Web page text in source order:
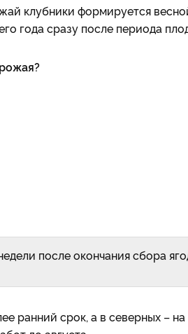
клубники формируется
года сразу после периода
после окончания сбора
ранний срок, а в северных –